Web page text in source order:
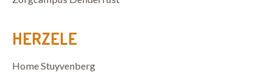
HERZELE
Home Stuyvenberg